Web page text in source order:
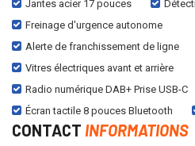
Jantes acier 17 pouces
Freinage d'urgence autonome
Alerte de franchissement de ligne
Vitres électriques avant et arrière
Radio numérique DAB+ Prise USB-C
Écran tactile 8 pouces Bluetooth
CONTACT INFORMATIONS